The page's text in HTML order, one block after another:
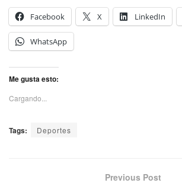
Facebook
X LinkedIn
WhatsApp
Me gusta esto:
Cargando...
Tags: Deportes
Previous Post